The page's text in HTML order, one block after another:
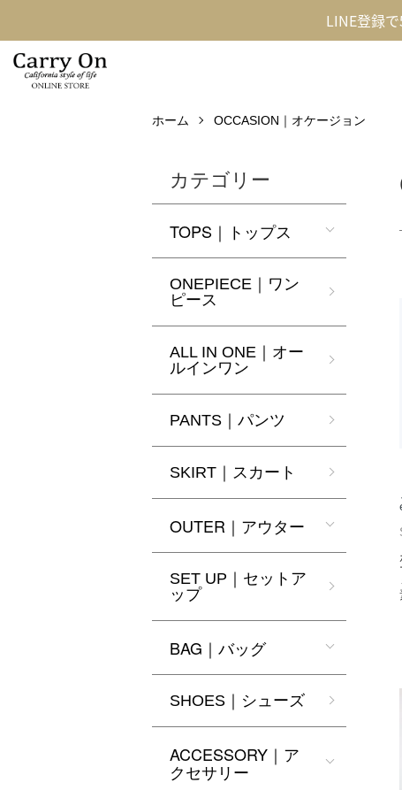
LINE登録
ホーム OCCASION｜オケージョン
カテゴリー
TOPS｜トップス
ONEPIECE｜ワン
ピース
ALL IN ONE｜オー
ルインワン
PANTS｜パンツ
SKIRT｜スカート
OUTER｜アウター
SET UP｜セットア
ップ
BAG｜バッグ
SHOES｜シューズ
ACCESSORY｜ア
クセサリー